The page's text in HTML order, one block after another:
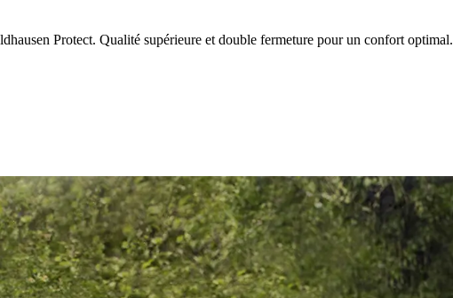
Protect. Qualité supérieure et double fermeture pour un confort optimal.